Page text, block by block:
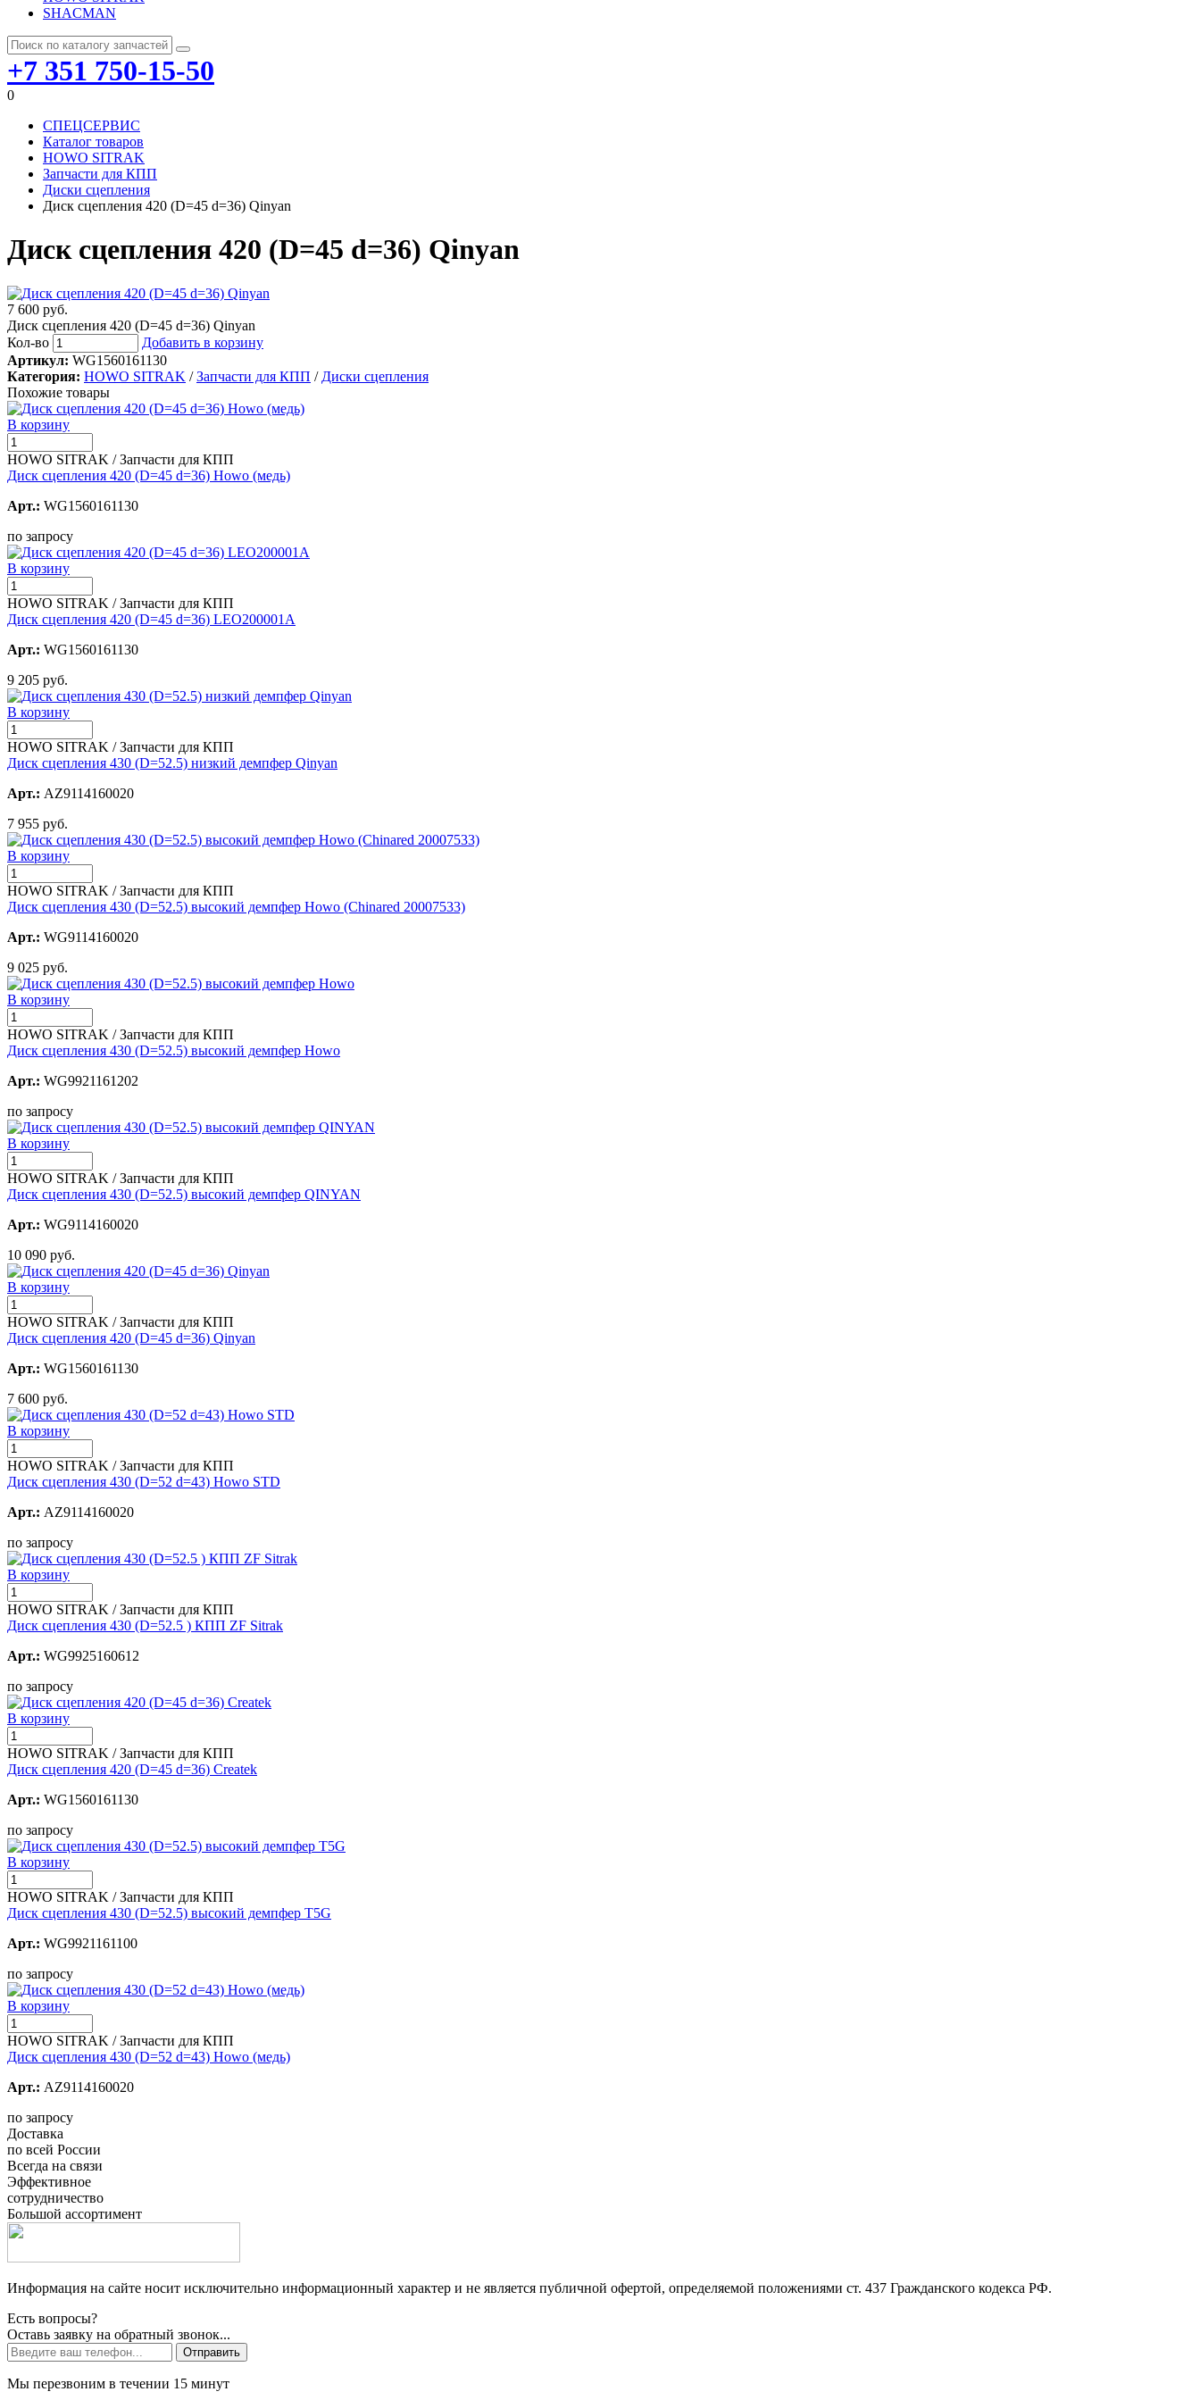
SHACMAN
+7 351 750-15-50
0
СПЕЦСЕРВИС
Каталог товаров
HOWO SITRAK
Запчасти для КПП
Диски сцепления
Диск сцепления 420 (D=45 d=36) Qinyan
Диск сцепления 420 (D=45 d=36) Qinyan
7 600 руб.
Диск сцепления 420 (D=45 d=36) Qinyan
Кол-во
Добавить в корзину
Артикул: WG1560161130
Категория: HOWO SITRAK /Запчасти для КПП / Диски сцепления
Похожие товары
В корзину
HOWO SITRAK / Запчасти для КПП
Диск сцепления 420 (D=45 d=36) Howo (медь)
Арт.: WG1560161130
по запросу
В корзину
HOWO SITRAK / Запчасти для КПП
Диск сцепления 420 (D=45 d=36) LEO200001A
Арт.: WG1560161130
9 205 руб.
В корзину
HOWO SITRAK / Запчасти для КПП
Диск сцепления 430 (D=52.5) низкий демпфер Qinyan
Арт.: AZ9114160020
7 955 руб.
В корзину
HOWO SITRAK / Запчасти для КПП
Диск сцепления 430 (D=52.5) высокий демпфер Howo (Chinared 20007533)
Арт.: WG9114160020
9 025 руб.
В корзину
HOWO SITRAK / Запчасти для КПП
Диск сцепления 430 (D=52.5) высокий демпфер Howo
Арт.: WG9921161202
по запросу
В корзину
HOWO SITRAK / Запчасти для КПП
Диск сцепления 430 (D=52.5) высокий демпфер QINYAN
Арт.: WG9114160020
10 090 руб.
В корзину
HOWO SITRAK / Запчасти для КПП
Диск сцепления 420 (D=45 d=36) Qinyan
Арт.: WG1560161130
7 600 руб.
В корзину
HOWO SITRAK / Запчасти для КПП
Диск сцепления 430 (D=52 d=43) Howo STD
Арт.: AZ9114160020
по запросу
В корзину
HOWO SITRAK / Запчасти для КПП
Диск сцепления 430 (D=52.5 ) КПП ZF Sitrak
Арт.: WG9925160612
по запросу
В корзину
HOWO SITRAK / Запчасти для КПП
Диск сцепления 420 (D=45 d=36) Createk
Арт.: WG1560161130
по запросу
В корзину
HOWO SITRAK / Запчасти для КПП
Диск сцепления 430 (D=52.5) высокий демпфер T5G
Арт.: WG9921161100
по запросу
В корзину
HOWO SITRAK / Запчасти для КПП
Диск сцепления 430 (D=52 d=43) Howo (медь)
Арт.: AZ9114160020
по запросу
Доставка
по всей России
Всегда на связи
Эффективное
сотрудничество
Большой ассортимент
Информация на сайте носит исключительно информационный характер и не является публичной офертой, определяемой положениями ст. 437 Гражданского кодекса РФ.
Есть вопросы?
Оставь заявку на обратный звонок...
Отправить
Мы перезвоним в течении 15 минут